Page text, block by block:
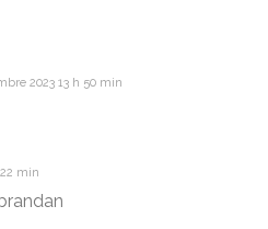
2023 13 h 50 min
min